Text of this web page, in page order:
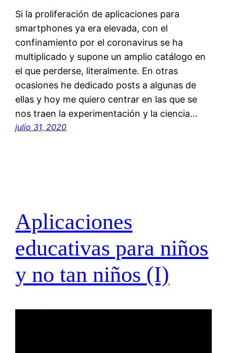
Si la proliferación de aplicaciones para
smartphones ya era elevada, con el
confinamiento por el coronavirus se ha
multiplicado y supone un amplio catálogo en
el que perderse, literalmente. En otras
ocasiones he dedicado posts a algunas de
ellas y hoy me quiero centrar en las que se
nos traen la experimentación y la ciencia…
julio 31, 2020
Aplicaciones
educativas para niños
y no tan niños (I)